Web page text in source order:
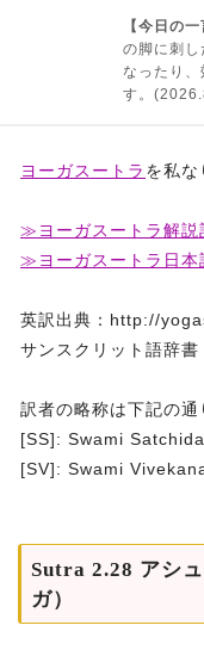
【今日の一
の脚に刺し
なったり
す。
ヨーガスートラ を私な
≫ヨーガスートラ解説
≫ヨーガスートラ日本
英訳出典：http://
サンスクリット語辞
訳者の略称は下記の通
[SS]: Swami
[SV]: Swami
Sutra 2.28 アシ
ガ）